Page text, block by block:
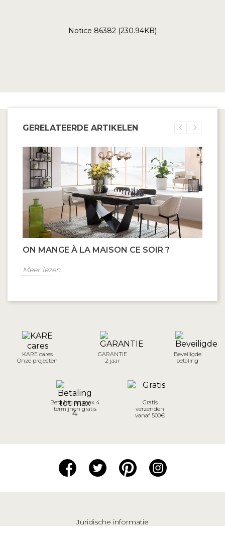
Notice 86382 (230.94KB)
GERELATEERDE ARTIKELEN
ON MANGE À LA MAISON CE SOIR ?
Meer lezen
KARE cares
Onze projecten
GARANTIE
2 jaar
Beveiligde
betaling
Betaling tot max 4
termijnen gratis
Gratis
verzenden
vanaf 500€
Juridische informatie